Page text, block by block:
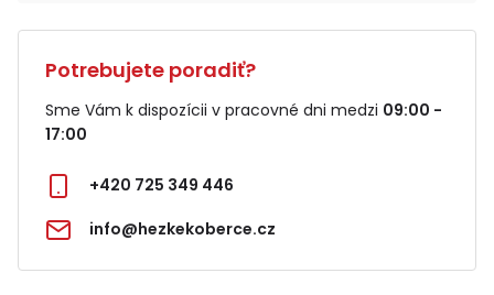
Potrebujete poradiť?
Sme Vám k dispozícii v pracovné dni medzi 09:00 -
17:00
+420 725 349 446
info@hezkekoberce.cz